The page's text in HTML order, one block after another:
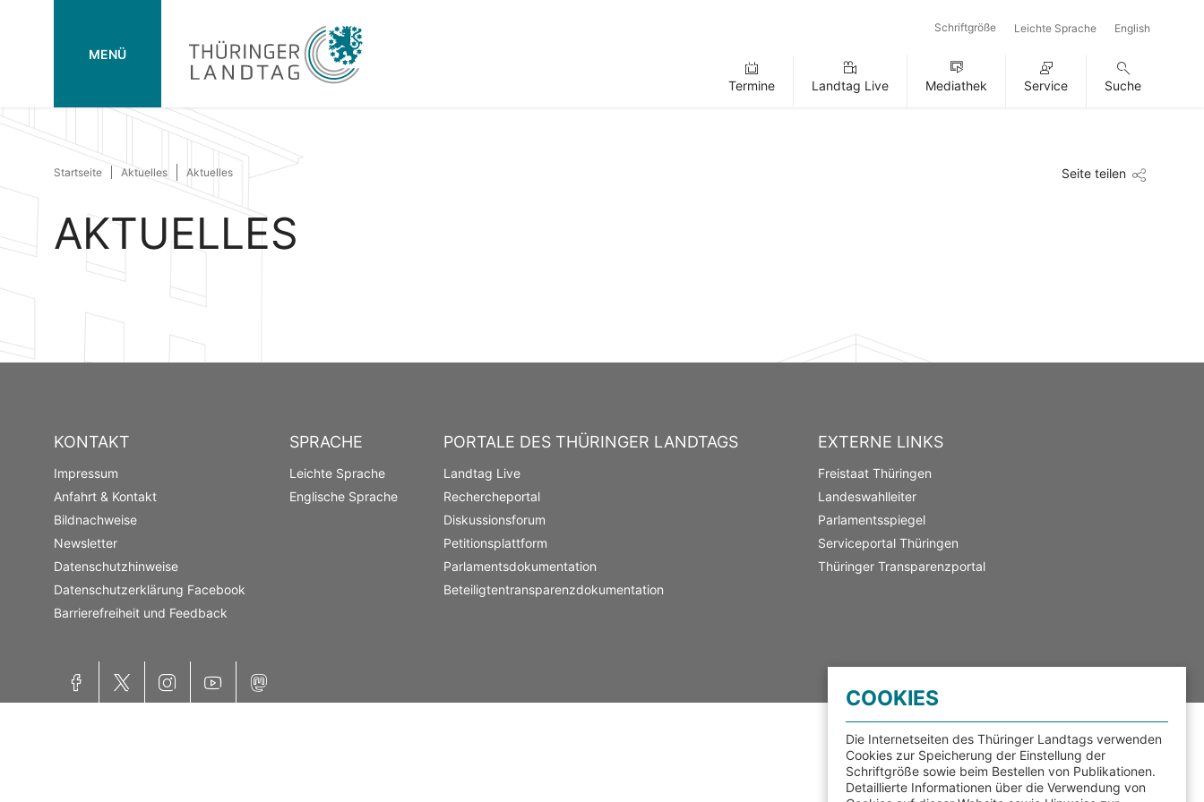
MENÜ
Schriftgröße Leichte Sprache English
Termine Landtag Live Mediathek Service Suche
Startseite Aktuelles Aktuelles Seite teilen
AKTUELLES
KONTAKT
Impressum
Anfahrt & Kontakt
Bildnachweise
Newsletter
Datenschutzhinweise
Datenschutzerklärung Facebook
Barrierefreiheit und Feedback
SPRACHE
Leichte Sprache
Englische Sprache
PORTALE DES THÜRINGER LANDTAGS
Landtag Live
Rechercheportal
Diskussionsforum
Petitionsplattform
Parlamentsdokumentation
Beteiligtentransparenzdokumentation
EXTERNE LINKS
Freistaat Thüringen
Landeswahlleiter
Parlamentsspiegel
Serviceportal Thüringen
Thüringer Transparenzportal
Facebook X Instagram Mastodon
COOKIES
Die Internetseiten des Thüringer Landtags verwenden
Cookies zur Speicherung der Einstellung der
Schriftgröße sowie beim Bestellen von Publikationen.
Detaillierte Informationen über die Verwendung von